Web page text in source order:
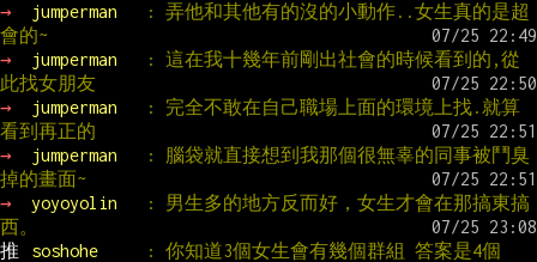
→
jumperman
: 弄他和其他有的沒的小動作..女生真的是超
會的~
→
jumperman
: 這在我十幾年前剛出社會的時候看到的,從
此找女朋友
→
jumperman
: 完全不敢在自己職場上面的環境上找.就算
看到再正的
→
jumperman
: 腦袋就直接想到我那個很無辜的同事被鬥臭
掉的畫面~
→
yoyoyolin
: 男生多的地方反而好，女生才會在那搞東搞
西。
推
soshohe : 你知道3個女生會有幾個群組 答案是4個